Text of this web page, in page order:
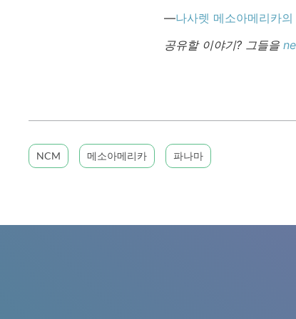
—나사렛 메소아메리카의
공유할 이야기? 그들을
NCM 메소아메리카 파나마